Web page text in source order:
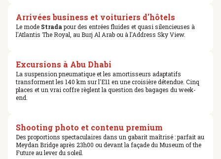
Arrivées business et voituriers d'hôtels
Le mode Stradapour des entrées fluides et quasi silencieuses à
l'Atlantis The Royal, au Burj Al Arab ou à l'Address Sky View.
Excursions à Abu Dhabi
La suspension pneumatique et les amortisseurs adaptatifs
transforment les 140 km sur l'E11 en une croisière détendue. Cinq
places et un vrai coffre règlent la question des bagages du week-
end.
Shooting photo et contenu premium
Des proportions spectaculaires dans un gabarit maîtrisé : parfait au
Meydan Bridge après 23h00 ou devant la façade du Museum of the
Future au lever du soleil.